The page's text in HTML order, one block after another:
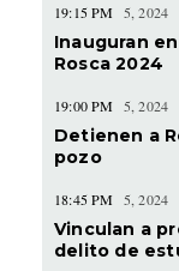
19:15 PM 5, 2024
Inauguran
Rosca 2024
19:00 PM 5, 2024
Detienen a
pozo
18:45 PM 5, 2024
Vinculan a
delito de